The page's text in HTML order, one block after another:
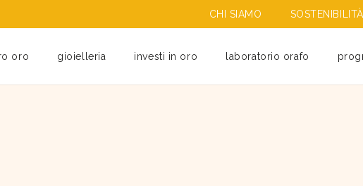
CHI SIAMO SOSTENIBILITÀ
oro gioielleria investi in oro laboratorio orafo